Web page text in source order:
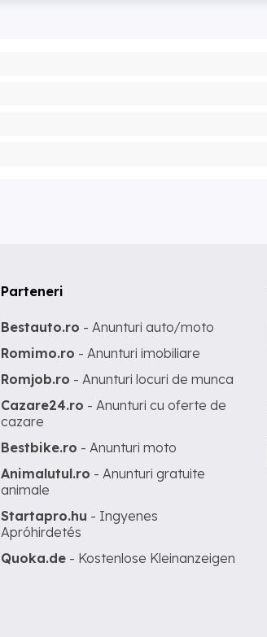
Parteneri
Bestauto.ro - Anunturi auto/moto
Romimo.ro - Anunturi imobiliare
Romjob.ro - Anunturi locuri de munca
Cazare24.ro - Anunturi cu oferte de
cazare
Bestbike.ro - Anunturi moto
Animalutul.ro - Anunturi gratuite
animale
Startapro.hu - Ingyenes
Apróhirdetés
Quoka.de - Kostenlose Kleinanzeigen